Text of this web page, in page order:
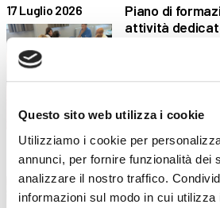
Questo sito web utilizza i cookie
Utilizziamo i cookie per
annunci, per fornire funzionalità dei
analizzare il nostro traffico.
informazioni sul modo in cui
17 Luglio 2026
Piano di
attività
Competenze,
16 Luglio 2026
“Stare bene
domani”: la
parte dal